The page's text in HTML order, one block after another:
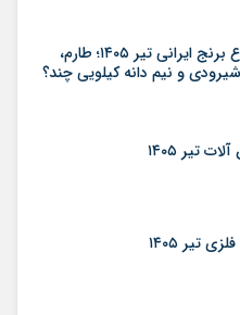
قیمت جدید انواع برنج ایرانی تیر ۱۴۰۵؛ طارم،
و نیم دانه کیلویی چند؟
تیر ۱۴۰۵
۱۴۰۵